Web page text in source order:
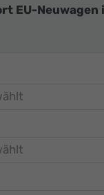
EU-Neuwagen